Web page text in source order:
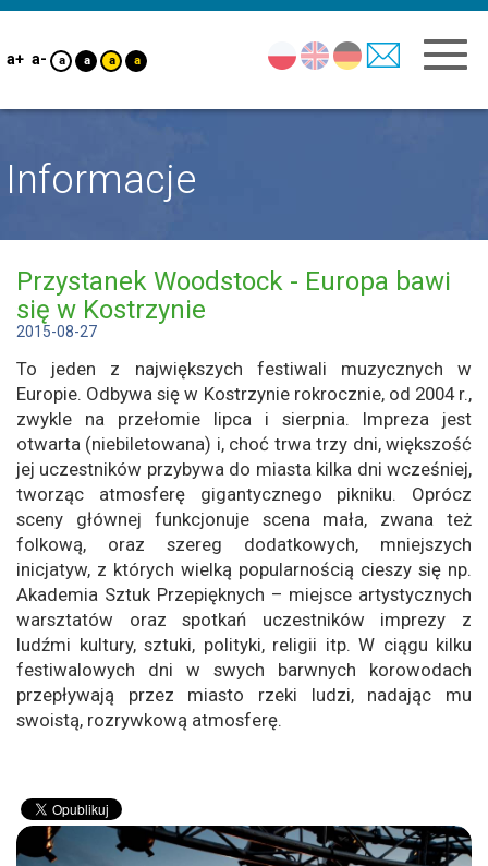
a+ a- a a a a
Informacje
Przystanek Woodstock - Europa bawi
się w Kostrzynie
2015-08-27
To jeden z największych festiwali muzycznych w
Europie. Odbywa się w Kostrzynie rokrocznie, od 2004 r.,
zwykle na przełomie lipca i sierpnia. Impreza jest
otwarta (niebiletowana) i, choć trwa trzy dni, większość
jej uczestników przybywa do miasta kilka dni wcześniej,
tworząc atmosferę gigantycznego pikniku. Oprócz
sceny głównej funkcjonuje scena mała, zwana też
folkową, oraz szereg dodatkowych, mniejszych
inicjatyw, z których wielką popularnością cieszy się np.
Akademia Sztuk Przepięknych – miejsce artystycznych
warsztatów oraz spotkań uczestników imprezy z
ludźmi kultury, sztuki, polityki, religii itp. W ciągu kilku
festiwalowych dni w swych barwnych korowodach
przepływają przez miasto rzeki ludzi, nadając mu
swoistą, rozrywkową atmosferę.